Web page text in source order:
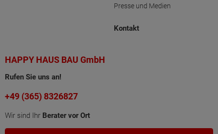
Presse und Medien
Kontakt
HAPPY HAUS BAU GmbH
Rufen Sie uns an!
+49 (365) 8326827
Wir sind Ihr Berater vor Ort